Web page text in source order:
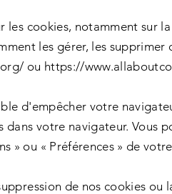
les cookies, notamment sur
les gérer, les supprimer
ou https://
d'empêcher votre
dans votre navigateur. Vous
» ou « Préférences » de
de nos cookies ou